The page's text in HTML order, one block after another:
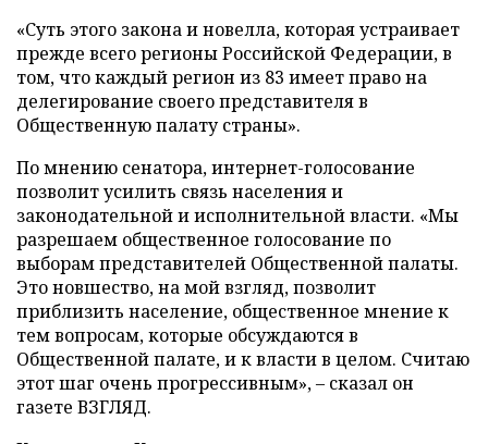
«Суть этого закона и новелла, которая устраивает
прежде всего регионы Российской Федерации, в
том, что каждый регион из 83 имеет право на
делегирование своего представителя в
Общественную палату страны».
По мнению сенатора, интернет-голосование
позволит усилить связь населения и
законодательной и исполнительной власти. «Мы
разрешаем общественное голосование по
выборам представителей Общественной палаты.
Это новшество, на мой взгляд, позволит
приблизить население, общественное мнение к
тем вопросам, которые обсуждаются в
Общественной палате, и к власти в целом. Считаю
этот шаг очень прогрессивным», – сказал он
газете ВЗГЛЯД.